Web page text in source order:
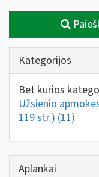
Kategorijos
Bet kurios
Užsienio
119 str.) (11)
Aplankai